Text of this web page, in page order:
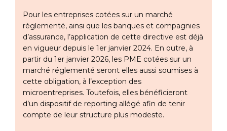
Pour les entreprises cotées sur un marché
réglementé, ainsi que les banques et compagnies
d’assurance, l’application de cette directive est déjà
en vigueur depuis le 1er janvier 2024. En outre, à
partir du 1er janvier 2026, les PME cotées sur un
marché réglementé seront elles aussi soumises à
cette obligation, à l’exception des
microentreprises. Toutefois, elles bénéficieront
d’un dispositif de reporting allégé afin de tenir
compte de leur structure plus modeste.